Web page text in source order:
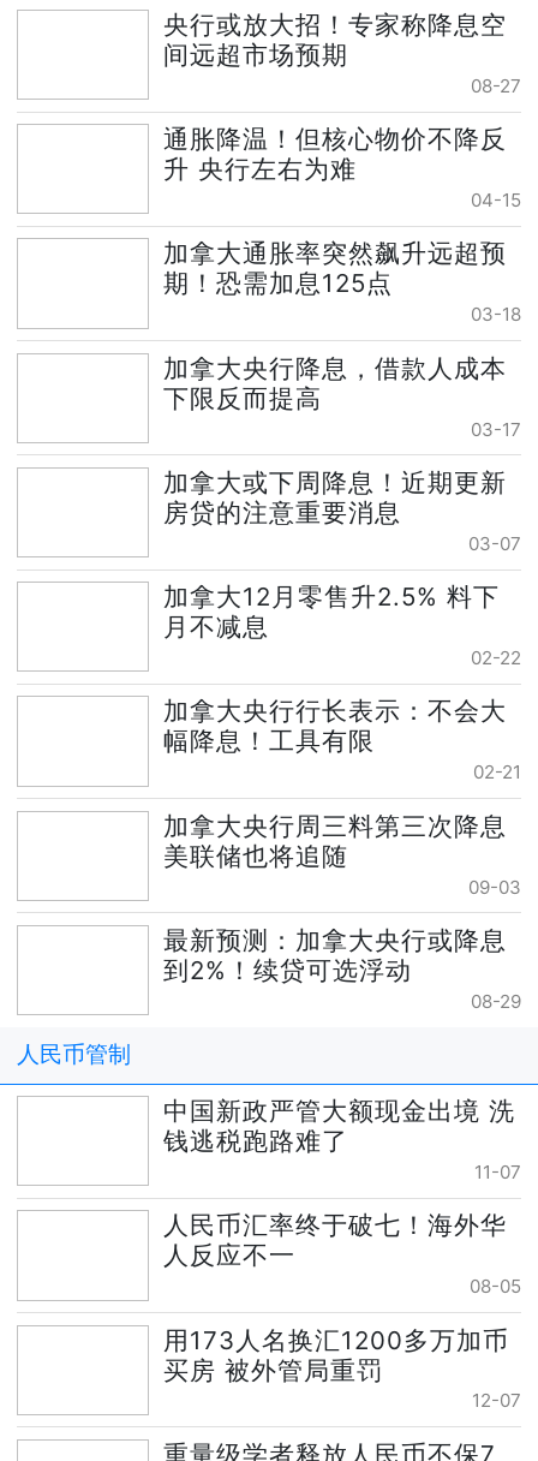
央行或放大招！专家称降息空
间远超市场预期
08-27
通胀降温！但核心物价不降反
升 央行左右为难
04-15
加拿大通胀率突然飙升远超预
期！恐需加息125点
03-18
加拿大央行降息，借款人成本
下限反而提高
03-17
加拿大或下周降息！近期更新
房贷的注意重要消息
03-07
加拿大12月零售升2.5% 料下
月不减息
02-22
加拿大央行行长表示：不会大
幅降息！工具有限
02-21
加拿大央行周三料第三次降息
美联储也将追随
09-03
最新预测：加拿大央行或降息
到2%！续贷可选浮动
08-29
人民币管制
中国新政严管大额现金出境 洗
钱逃税跑路难了
11-07
人民币汇率终于破七！海外华
人反应不一
08-05
用173人名换汇1200多万加币
买房 被外管局重罚
12-07
重量级学者释放人民币不保7